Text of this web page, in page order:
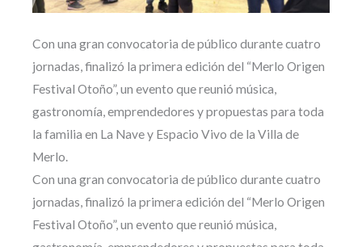
Con una gran convocatoria de público durante cuatro
jornadas, finalizó la primera edición del “Merlo Origen
Festival Otoño”, un evento que reunió música,
gastronomía, emprendedores y propuestas para toda
la familia en La Nave y Espacio Vivo de la Villa de
Merlo.
Con una gran convocatoria de público durante cuatro
jornadas, finalizó la primera edición del “Merlo Origen
Festival Otoño”, un evento que reunió música,